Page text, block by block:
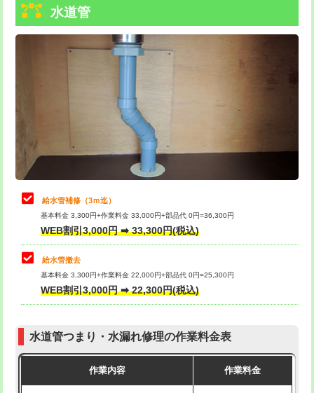
給水管工事※（ライニング鋼管・銅
管・ポリ管・HT管使用/3ｍまで)
給水管工事※（ライニング鋼管・銅
管・ポリ管・HT管使用/3ｍ超え)
排水管工事（土の掘削・埋め戻し作
11,000円~
排水管工事（排水管工事/3ｍまで） 55,000円
排水管工事（追加 排水管工事/3ｍ超
マス交換（土の掘削・埋め戻し作業）
マス交換（深さ50㎝未満）
マス交換（深さ50㎝以上）
コンクリート斫り（厚さ10㎝まで）
モルタル補修（厚さ10㎝超え） 38,500円
トーラー機使用/3mまで
追加トーラー機使用/3m超え
33,000円
8,800円
止水・漏水調査・防水処理・清掃・修
理・調整・分解・加工など（軽作業）
11,000円
止水・漏水調査・防水処理・清掃・修
理・調整・分解・加工など（中作業）
止水・漏水調査・防水処理・清掃・修
理・調整・分解・加工など（重作業）
33,000円
その他部品の脱着
交換・取付（タンク）
式）)
式・ワンホール）)
水道管
給水管補修（3ｍ迄）
基本料金 3,300円+作業料金 33,000円+部品代 0円=36,300円
WEB割引3,000円 ➡ 33,300円(税込)
給水管撤去
基本料金 3,300円+作業料金 22,000円+部品代 0円=25,300円
WEB割引3,000円 ➡ 22,300円(税込)
水道管つまり・水漏れ修理の作業料金表
作業内容 作業料金